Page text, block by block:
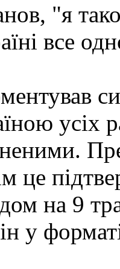
"я
все
усіх
це
на 9
у